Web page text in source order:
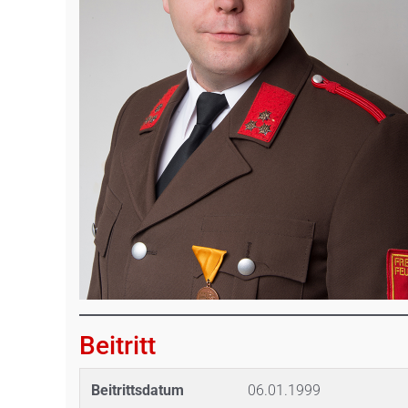
Beitritt
Beitrittsdatum 06.01.1999